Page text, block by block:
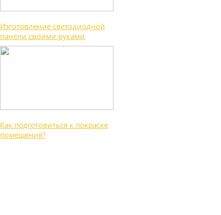
Изготовление светодиодной
панели своими руками
Как подготовиться к покраске
помещения?